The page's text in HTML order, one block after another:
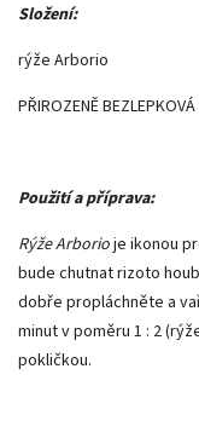
Složení:
rýže Arborio
PŘIROZENĚ
Použití a příprava:
Rýže Arborioje ikonou
bude chutnat rizoto
dobře propláchněte a
minut v poměru 1 : 2
pokličkou.